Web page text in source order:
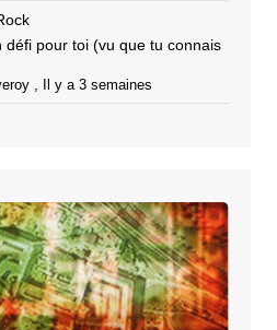
défi pour toi (vu que tu connais
, Il y a 3 semaines